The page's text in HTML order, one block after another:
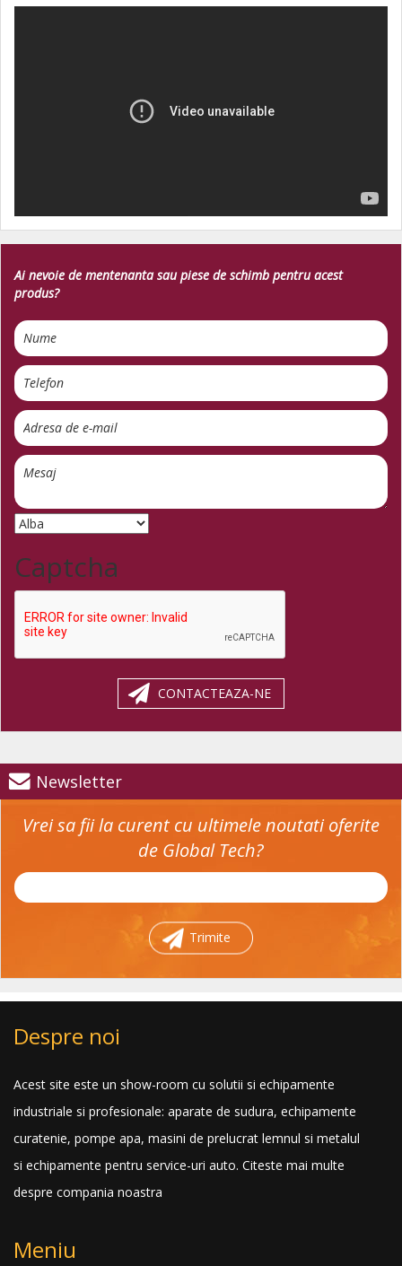
Ai nevoie de mentenanta sau piese de schimb pentru acest
produs?
Captcha
CONTACTEAZA-NE
Newsletter
Vrei sa fii la curent cu ultimele noutati oferite
de Global Tech?
Trimite
Despre noi
Acest site este un show-room cu solutii si echipamente
industriale si profesionale: aparate de sudura, echipamente
curatenie, pompe apa, masini de prelucrat lemnul si metalul
si echipamente pentru service-uri auto. Citeste mai multe
despre compania noastra
Meniu